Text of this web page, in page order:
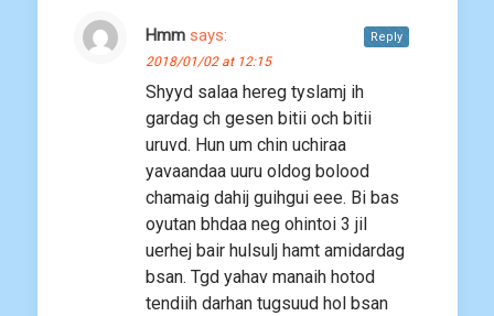
Hmm says:
2018/01/02 at 12:15
Shyyd salaa hereg tyslamj ih
gardag ch gesen bitii och bitii
uruvd. Hun um chin uchiraa
yavaandaa uuru oldog bolood
chamaig dahij guihgui eee. Bi bas
oyutan bhdaa neg ohintoi 3 jil
uerhej bair hulsulj hamt amidardag
bsan. Tgd yahav manaih hotod
tendiih darhan tugsuud hol bsan
Reply